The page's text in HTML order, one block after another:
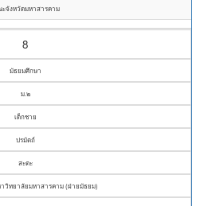
จังหวัดมหาสารคาม
8
มัธยมศึกษา
ม.๒
เด็กชาย
ปรมัตถ์
สะตะ
าวิทยาลัยมหาสารคาม (ฝ่ายมัธยม)